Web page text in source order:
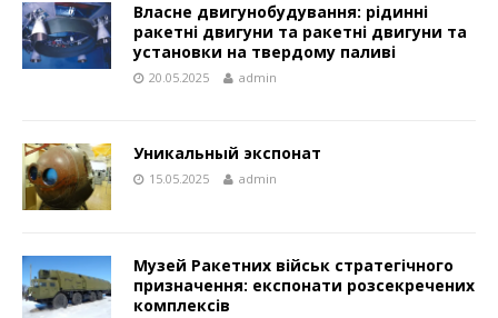
Власне двигунобудування: рідинні
ракетні двигуни та ракетні двигуни та
установки на твердому паливі
20.05.2025 admin
Уникальный экспонат
15.05.2025 admin
Музей Ракетних військ стратегічного
призначення: експонати розсекречених
комплексів